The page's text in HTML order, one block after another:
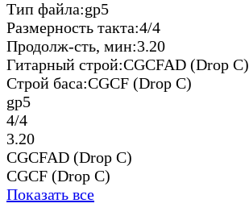
Тип файла:gp5
Размерность такта:4/4
Продолж-сть, мин:3.20
Гитарный строй:CGCFAD (Drop C)
Строй баса:CGCF (Drop C)
gp5
4/4
3.20
CGCFAD (Drop C)
CGCF (Drop C)
Показать все